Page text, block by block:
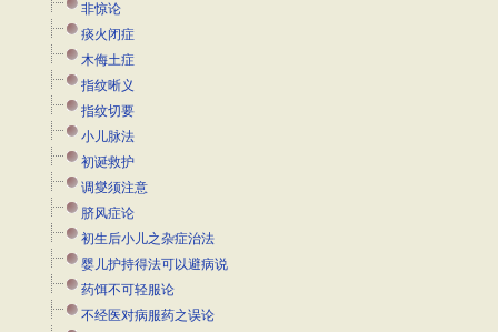
非惊论
痰火闭症
木侮土症
指纹晰义
指纹切要
小儿脉法
初诞救护
调燮须注意
脐风症论
初生后小儿之杂症治法
婴儿护持得法可以避病说
药饵不可轻服论
不经医对病服药之误论